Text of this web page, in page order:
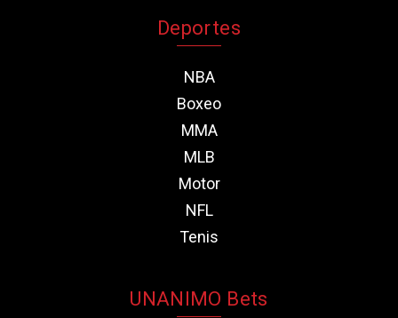
Deportes
NBA
Boxeo
MMA
MLB
Motor
NFL
Tenis
UNANIMO Bets